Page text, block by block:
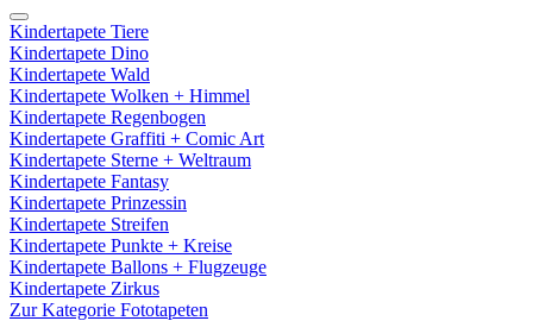
Kindertapete Tiere
Kindertapete Dino
Kindertapete Wald
Kindertapete Wolken + Himmel
Kindertapete Regenbogen
Kindertapete Graffiti + Comic Art
Kindertapete Sterne + Weltraum
Kindertapete Fantasy
Kindertapete Prinzessin
Kindertapete Streifen
Kindertapete Punkte + Kreise
Kindertapete Ballons + Flugzeuge
Kindertapete Zirkus
Zur Kategorie Fototapeten